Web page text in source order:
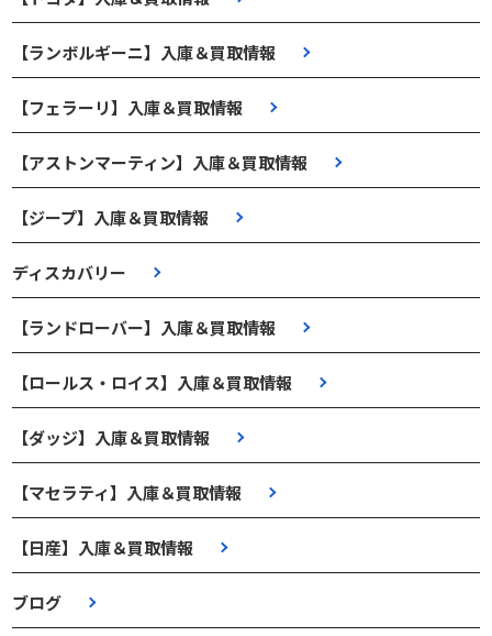
【ランボルギーニ】入庫＆買取情報
【フェラーリ】入庫＆買取情報
【アストンマーティン】入庫＆買取情報
【ジープ】入庫＆買取情報
ディスカバリー
【ランドローバー】入庫＆買取情報
【ロールス・ロイス】入庫＆買取情報
【ダッジ】入庫＆買取情報
【マセラティ】入庫＆買取情報
【日産】入庫＆買取情報
ブログ